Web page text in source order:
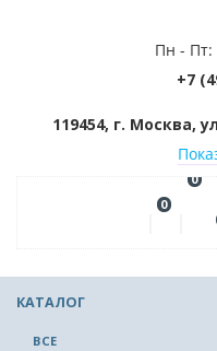
Пн - Пт:
+7
119454, г. Москва,
0
0
КАТАЛОГ
ВСЕ